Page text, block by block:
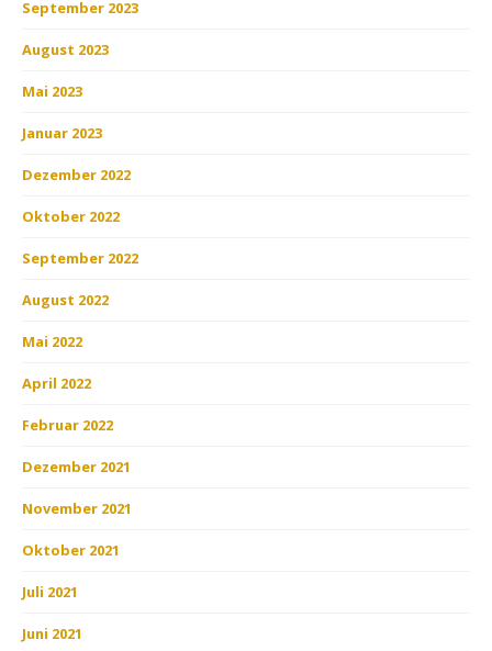
September 2023
August 2023
Mai 2023
Januar 2023
Dezember 2022
Oktober 2022
September 2022
August 2022
Mai 2022
April 2022
Februar 2022
Dezember 2021
November 2021
Oktober 2021
Juli 2021
Juni 2021